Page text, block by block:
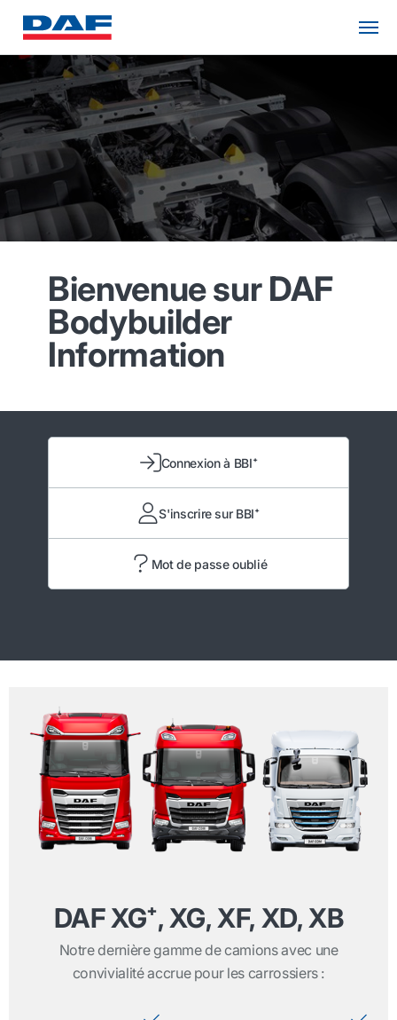
Bienvenue sur DAF
Bodybuilder
Information
Connexion à BBI⁺
S'inscrire sur BBI⁺
Mot de passe oublié
DAF XG⁺, XG, XF, XD, XB
Notre dernière gamme de camions avec une
convivialité accrue pour les carrossiers :